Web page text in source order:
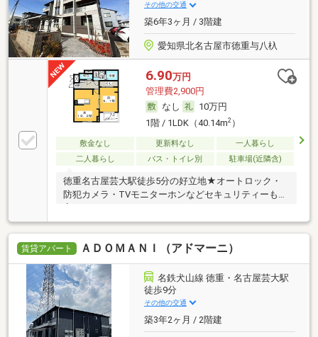
その他の交通
築6年3ヶ月 / 3階建
愛知県北名古屋市徳重与八杁
6.90万円
管理費2,900円
なし
10万円
1階 / 1LDK（40.14m2）
敷金なし 更新料なし
一人暮らし
二人暮らし
バス・トイレ別 駐車場(近隣含)
徳重名古屋芸大駅徒歩5分の好立地★オートロック・
防犯カメラ・TVモニターホンなどセキュリティーも充
実
賃貸アパート ＡＤＯＭＡＮＩ（アドマーニ）
名鉄犬山線 徳重・名古屋芸大駅
徒歩9分
その他の交通
築3年2ヶ月 / 2階建